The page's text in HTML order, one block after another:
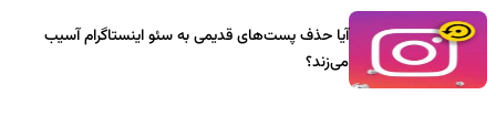
آیا حذف پست‌های قدیمی به سئو اینستاگرام آسیب
می‌زند؟